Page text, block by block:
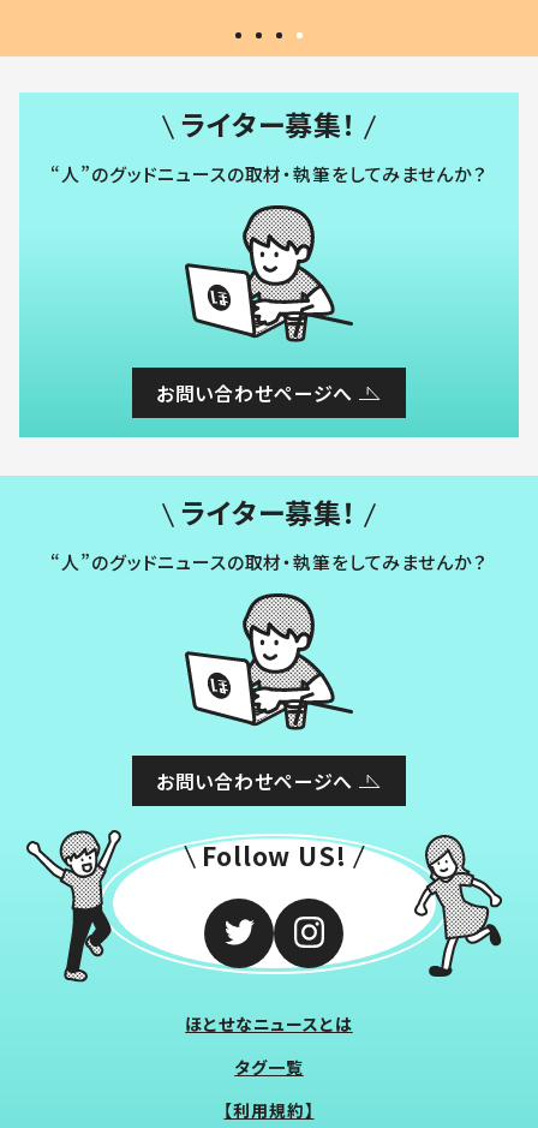
ライター募集！
“人”のグッドニュースの取材・執筆をしてみませんか？
お問い合わせページへ
ライター募集！
“人”のグッドニュースの取材・執筆をしてみませんか？
お問い合わせページへ
Follow US!
ほとせなニュースとは
タグ一覧
【利用規約】